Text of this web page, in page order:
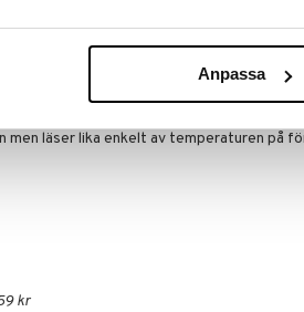
Anpassa
i hemmamiljö men används även
på svenska sjukhus.
läser lika enkelt av temperaturen på
kr